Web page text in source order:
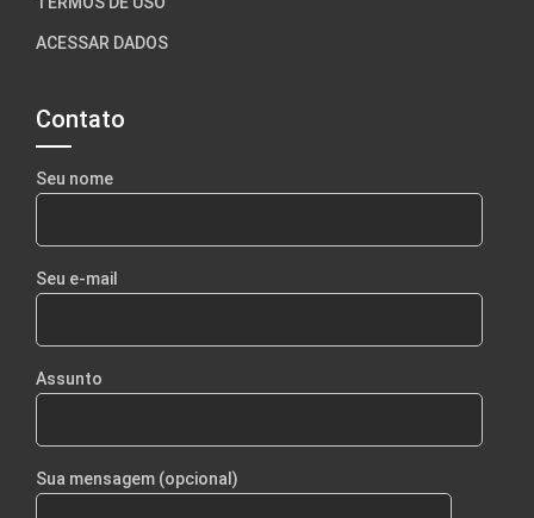
ACESSAR DADOS
Contato
Seu nome
Seu e-mail
Assunto
Sua mensagem (opcional)